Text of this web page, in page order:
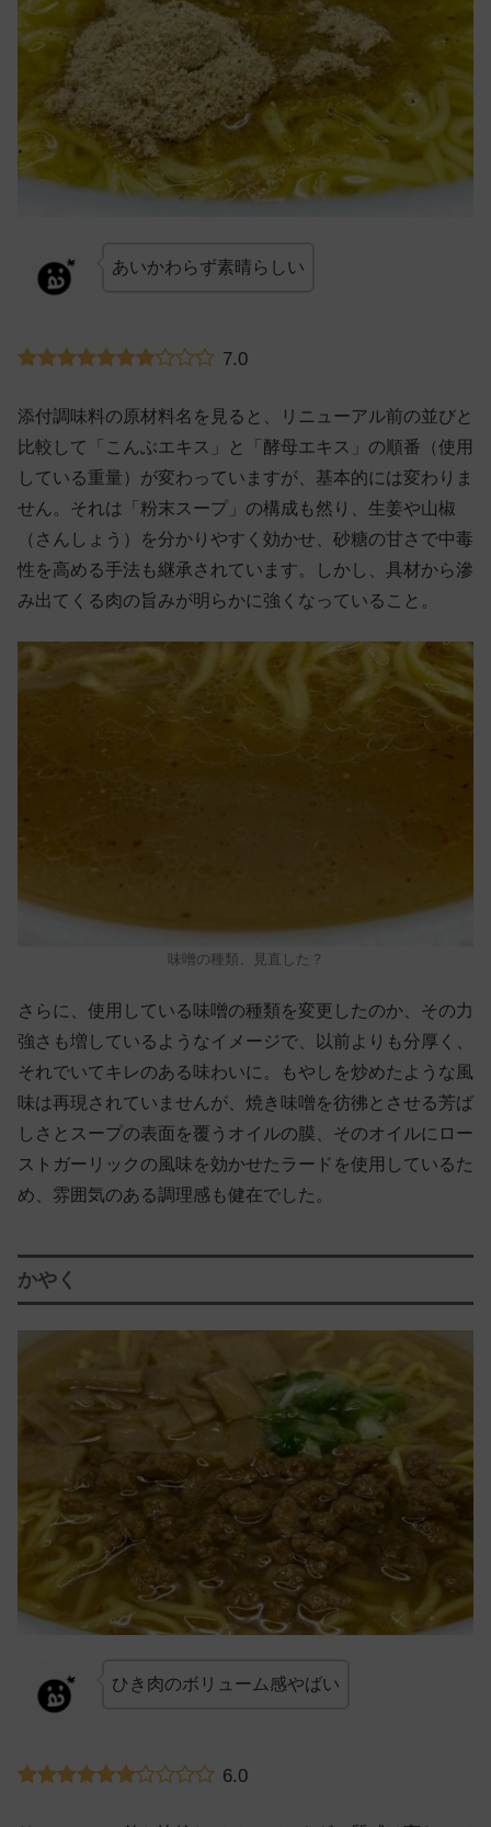
あいかわらず素晴らしい
7.0
添付調味料の原材料名を見ると、リニューアル前の並びと
比較して「こんぶエキス」と「酵母エキス」の順番（使用
している重量）が変わっていますが、基本的には変わりま
せん。それは「粉末スープ」の構成も然り、生姜や山椒
（さんしょう）を分かりやすく効かせ、砂糖の甘さで中毒
性を高める手法も継承されています。しかし、具材から滲
み出てくる肉の旨みが明らかに強くなっていること。
味噌の種類、見直した？
さらに、使用している味噌の種類を変更したのか、その力
強さも増しているようなイメージで、以前よりも分厚く、
それでいてキレのある味わいに。もやしを炒めたような風
味は再現されていませんが、焼き味噌を彷彿とさせる芳ば
しさとスープの表面を覆うオイルの膜、そのオイルにロー
ストガーリックの風味を効かせたラードを使用しているた
め、雰囲気のある調理感も健在でした。
かやく
ひき肉のボリューム感やばい
6.0